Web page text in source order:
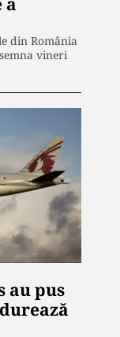
din România
vineri
au pus